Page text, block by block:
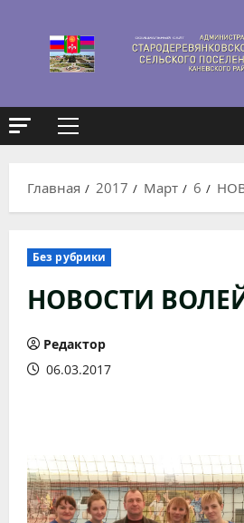
содержимому
Основное
Главная
2017 Март 6
Без рубрики
НОВОСТИ
Редактор
06.03.2017